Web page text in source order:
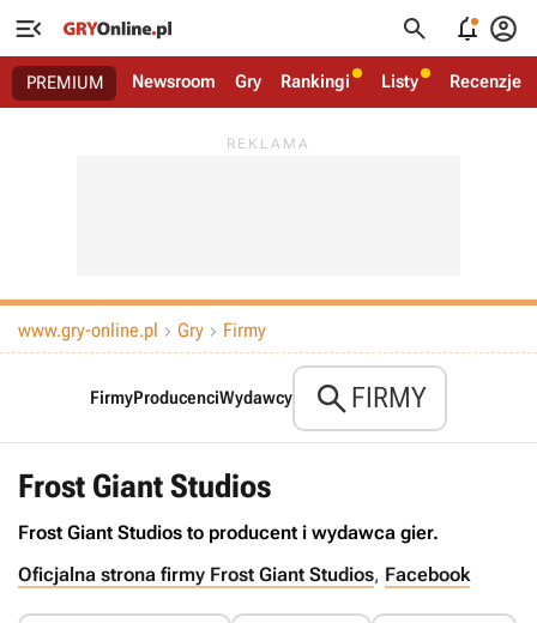
   
PREMIUM Newsroom Gry Rankingi Listy Recenzje
www.gry-online.pl  Gry  Firmy
FirmyProducenciWydawcy FIRMY
Frost Giant Studios
Frost Giant Studios to producent i wydawca gier.
Oficjalna strona firmy Frost Giant Studios, Facebook